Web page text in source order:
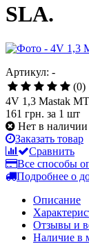
SLA.
Артикул: -
(0)
4V 1,3 Mastak
161 грн. за 1 шт
Нет в наличии
Заказать товар
Сравнить
Все способы
Подробнее о
Описание
Отзывы и
Наличие в